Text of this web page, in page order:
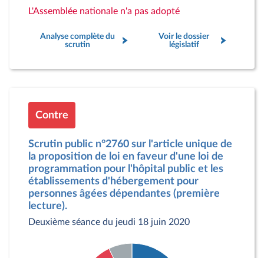
L'Assemblée nationale n'a pas adopté
Analyse complète du
scrutin
Voir le dossier
législatif
Contre
Scrutin public n°2760 sur l'article unique de
la proposition de loi en faveur d'une loi de
programmation pour l'hôpital public et les
établissements d'hébergement pour
personnes âgées dépendantes (première
lecture).
Deuxième séance du jeudi 18 juin 2020